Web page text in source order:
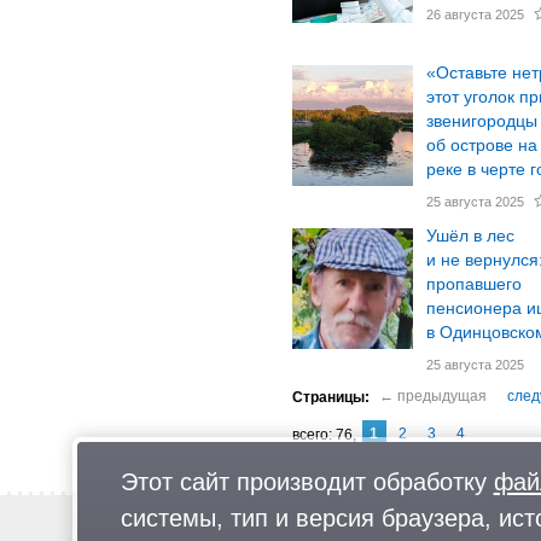
26 августа 2025
«Оставьте
этот уголок
звенигородцы
об острове
реке в черте
25 августа 2025
Ушёл в лес
и не вернулся:
пропавшего
пенсионера
в
25 августа 2025
76 1 2 3 4
Новости
Этот сайт производит обработку
системы, тип и версия браузера,